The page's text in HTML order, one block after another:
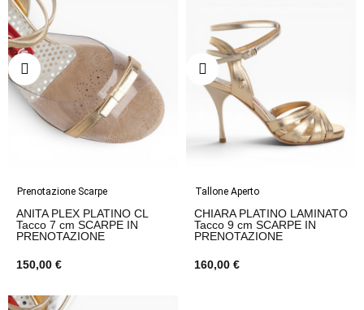
Prenotazione Scarpe
ANITA PLEX PLATINO CL
Tacco 7 cm SCARPE IN
PRENOTAZIONE
150,00 €
Tallone Aperto
CHIARA PLATINO LAMINATO
Tacco 9 cm SCARPE IN
PRENOTAZIONE
160,00 €